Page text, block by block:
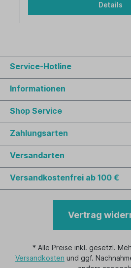
Details
Service-Hotline
Informationen
Shop Service
Zahlungsarten
Versandarten
Versandkostenfrei ab 100 €
Vertrag
* Alle Preise inkl. gesetzl.
Versandkosten und ggf.